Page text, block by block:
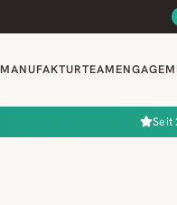
MANUFAKTURTEAM
Seit